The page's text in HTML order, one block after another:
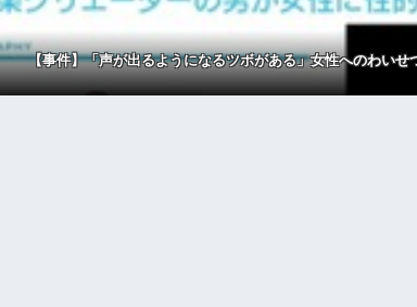
【事件】「声が出るようになるツボがある」女性へのわいせ